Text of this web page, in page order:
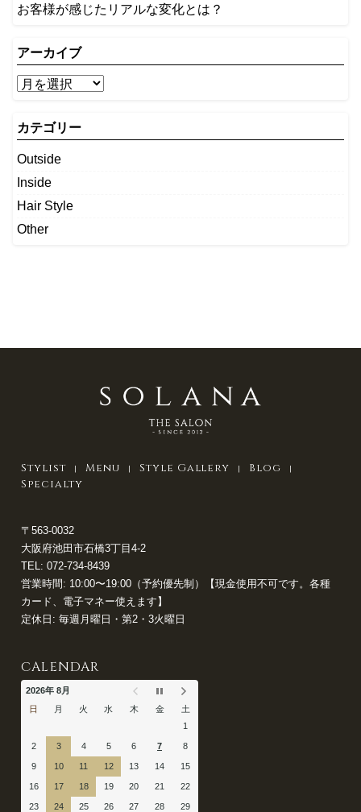
お客様が感じたリアルな変化とは？
アーカイブ
カテゴリー
Outside
Inside
Hair Style
Other
Stylist Menu Style Gallery
Blog
Specialty
〒563-0032
大阪府池田市石橋3丁目4-2
TEL: 072-734-8439
営業時間: 10:00〜19:00（予約優先制）【現金使用不可です。各種
カード、電子マネー使えます】
定休日: 毎週月曜日・第2・3火曜日
CALENDAR
2026年 8月
日
月 火 水 木 金
土
1
2 3 4 5 6 7 8
9 10 11 12 13 14 15
16 17 18 19 20 21 22
23 24 25 26 27 28 29